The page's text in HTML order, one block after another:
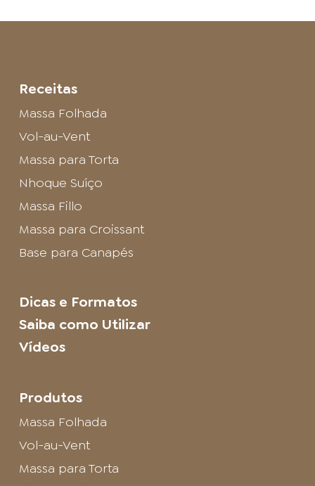
Receitas
Massa Folhada
Vol-au-Vent
Massa para Torta
Nhoque Suíço
Massa Fillo
Massa para Croissant
Base para Canapés
Dicas e Formatos
Saiba como Utilizar
Vídeos
Produtos
Massa Folhada
Vol-au-Vent
Massa para Torta